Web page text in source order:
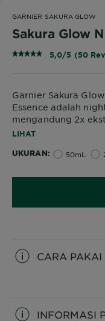
GARNIER SAKURA GLOW
Sakura Glow
5,0/5 (50
Garnier Sakura
Essence adalah
mengandung 2x
sebelum tidur
LIHAT
UKURAN 50mL
CARA PAKAI
INFORMASI